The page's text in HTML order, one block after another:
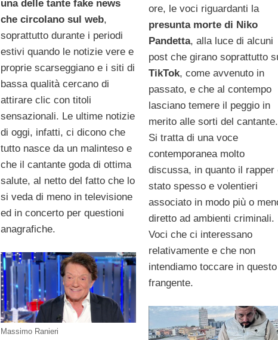
una delle tante fake news
che circolano sul web,
soprattutto durante i periodi
estivi quando le notizie vere e
proprie scarseggiano e i siti di
bassa qualità cercano di
attirare clic con titoli
sensazionali. Le ultime notizie
di oggi, infatti, ci dicono che
tutto nasce da un malinteso e
che il cantante goda di ottima
salute, al netto del fatto che lo
si veda di meno in televisione
ed in concerto per questioni
anagrafiche.
Massimo Ranieri
ore, le voci riguardanti la
presunta morte di Niko
Pandetta, alla luce di alcuni
post che girano soprattutto
TikTok, come avvenuto in
passato, e che al contempo
lasciano temere il peggio in
merito alle sorti del cantante.
Si tratta di una voce
contemporanea molto
discussa, in quanto il rapper
stato spesso e volentieri
associato in modo più o
diretto ad ambienti criminali.
Voci che ci interessano
relativamente e che non
intendiamo toccare in questo
frangente.